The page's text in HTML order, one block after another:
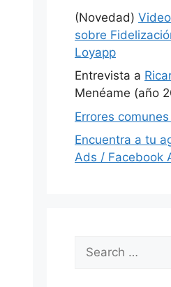
(Novedad)
sobre
Loyapp
Entrevista a
Menéame (año
Errores
Encuentra a tu
Ads / Facebook
Search
for: